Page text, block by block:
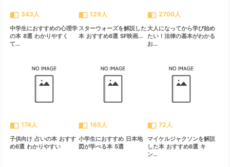
import_contacts 343人
中学生におすすめの心理学
の本 8選 わかりやすく
て...
import_contacts 129人
スターウォーズを解説した
本 おすすめ6選 SF映画...
import_contacts 2700人
大人になってから学び始め
たい！法律の基本がわかる
お...
import_contacts 174人
子供向け 占いの本 おすす
め6選 わかりやすい
import_contacts 165人
小学生におすすめ 日本地
図が学べる本 5選
import_contacts 72人
マイケルジャクソンを解説
した本 おすすめ6選 キ
ン...